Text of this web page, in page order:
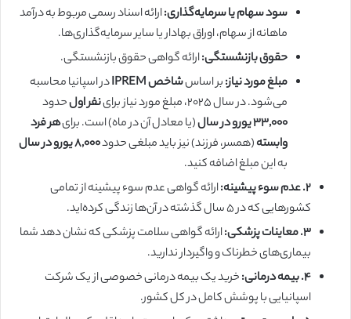
سود سهام یا سرمایه‌گذاری:ارائه اسناد رسمی مربوط به درآمد
ماهانه از سهام، اوراق بهادار یا سایر سرمایه‌گذاری‌ها.
حقوق بازنشستگی:ارائه گواهی حقوق بازنشستگی.
مبلغ مورد نیاز:بر اساسشاخص IPREM
در اسپانیا محاسبه
می‌شود. در سال ۲۰۲۵، مبلغ مورد نیاز برای
نفر اولحدود
۳۳,۰۰۰ یورو در سال
(یا معادل آن در ماه) است. برایهر فرد
وابسته(همسر، فرزند) نیز باید مبلغی حدود۸,۰۰۰ یورو در سال
به این مبلغ اضافه کنید.
۲. عدم سوء پیشینه:
ارائه گواهی عدم سوء پیشینه از تمامی
کشورهایی که در ۵ سال گذشته در آن‌ها زندگی کرده‌اید.
۳. معاینات پزشکی:
ارائه گواهی سلامت پزشکی که نشان دهد شما
بیماری‌های خطرناک و واگیردار ندارید.
۴. بیمه درمانی:
خرید یک بیمه درمانی خصوصی از یک شرکت
اسپانیایی با پوشش کامل در کل کشور.